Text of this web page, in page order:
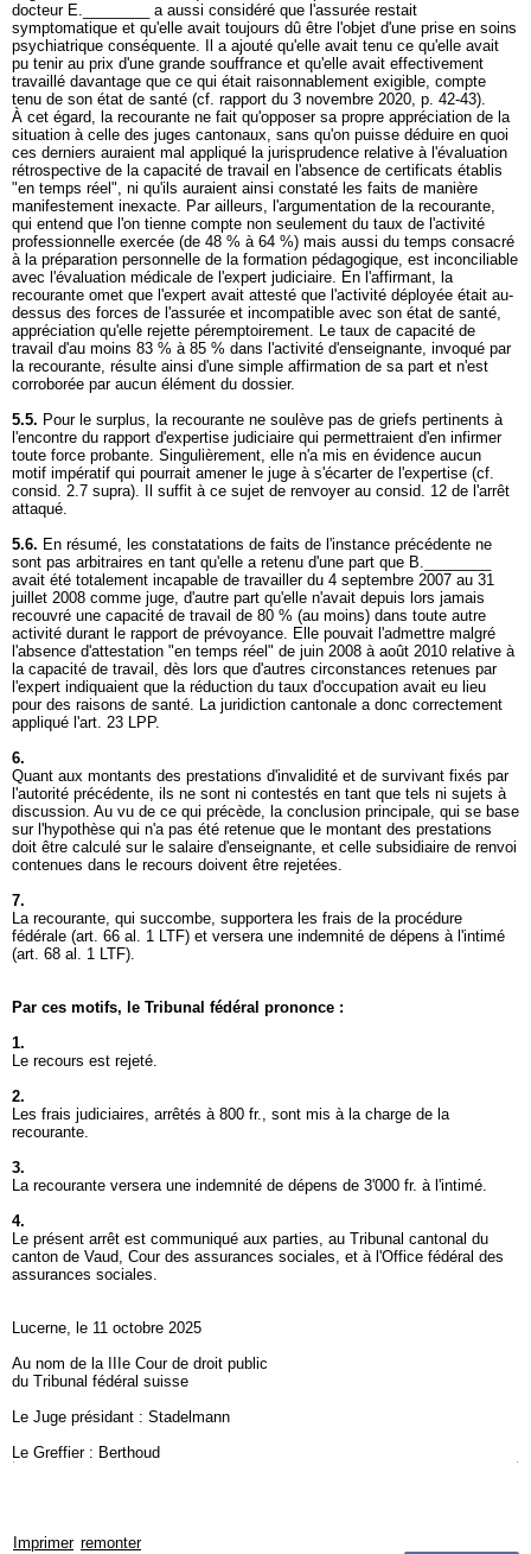
docteur E.________ a aussi considéré que l'assurée restait
symptomatique et qu'elle avait toujours dû être l'objet d'une prise en soins
psychiatrique conséquente. Il a ajouté qu'elle avait tenu ce qu'elle avait
pu tenir au prix d'une grande souffrance et qu'elle avait effectivement
travaillé davantage que ce qui était raisonnablement exigible, compte
tenu de son état de santé (cf. rapport du 3 novembre 2020, p. 42-43).
À cet égard, la recourante ne fait qu'opposer sa propre appréciation de la
situation à celle des juges cantonaux, sans qu'on puisse déduire en quoi
ces derniers auraient mal appliqué la jurisprudence relative à l'évaluation
rétrospective de la capacité de travail en l'absence de certificats établis
"en temps réel", ni qu'ils auraient ainsi constaté les faits de manière
manifestement inexacte. Par ailleurs, l'argumentation de la recourante,
qui entend que l'on tienne compte non seulement du taux de l'activité
professionnelle exercée (de 48 % à 64 %) mais aussi du temps consacré
à la préparation personnelle de la formation pédagogique, est inconciliable
avec l'évaluation médicale de l'expert judiciaire. En l'affirmant, la
recourante omet que l'expert avait attesté que l'activité déployée était au-
dessus des forces de l'assurée et incompatible avec son état de santé,
appréciation qu'elle rejette péremptoirement. Le taux de capacité de
travail d'au moins 83 % à 85 % dans l'activité d'enseignante, invoqué par
la recourante, résulte ainsi d'une simple affirmation de sa part et n'est
corroborée par aucun élément du dossier.
5.5. Pour le surplus, la recourante ne soulève pas de griefs pertinents à
l'encontre du rapport d'expertise judiciaire qui permettraient d'en infirmer
toute force probante. Singulièrement, elle n'a mis en évidence aucun
motif impératif qui pourrait amener le juge à s'écarter de l'expertise (cf.
consid. 2.7 supra). Il suffit à ce sujet de renvoyer au consid. 12 de l'arrêt
attaqué.
5.6. En résumé, les constatations de faits de l'instance précédente ne
sont pas arbitraires en tant qu'elle a retenu d'une part que B.________
avait été totalement incapable de travailler du 4 septembre 2007 au 31
juillet 2008 comme juge, d'autre part qu'elle n'avait depuis lors jamais
recouvré une capacité de travail de 80 % (au moins) dans toute autre
activité durant le rapport de prévoyance. Elle pouvait l'admettre malgré
l'absence d'attestation "en temps réel" de juin 2008 à août 2010 relative à
la capacité de travail, dès lors que d'autres circonstances retenues par
l'expert indiquaient que la réduction du taux d'occupation avait eu lieu
pour des raisons de santé. La juridiction cantonale a donc correctement
appliqué l'art. 23 LPP.
6.
Quant aux montants des prestations d'invalidité et de survivant fixés par
l'autorité précédente, ils ne sont ni contestés en tant que tels ni sujets à
discussion. Au vu de ce qui précède, la conclusion principale, qui se base
sur l'hypothèse qui n'a pas été retenue que le montant des prestations
doit être calculé sur le salaire d'enseignante, et celle subsidiaire de renvoi
contenues dans le recours doivent être rejetées.
7.
La recourante, qui succombe, supportera les frais de la procédure
fédérale (art. 66 al. 1 LTF) et versera une indemnité de dépens à l'intimé
(art. 68 al. 1 LTF).
Par ces motifs, le Tribunal fédéral prononce :
1.
Le recours est rejeté.
2.
Les frais judiciaires, arrêtés à 800 fr., sont mis à la charge de la
recourante.
3.
La recourante versera une indemnité de dépens de 3'000 fr. à l'intimé.
4.
Le présent arrêt est communiqué aux parties, au Tribunal cantonal du
canton de Vaud, Cour des assurances sociales, et à l'Office fédéral des
assurances sociales.
Lucerne, le 11 octobre 2025
Au nom de la IIIe Cour de droit public
du Tribunal fédéral suisse
Le Juge présidant : Stadelmann
Le Greffier : Berthoud
Imprimer remonter